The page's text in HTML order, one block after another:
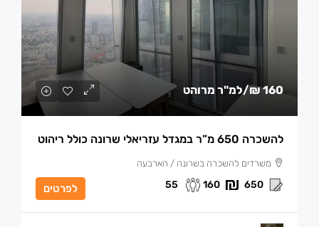
160 ₪ /למ"ר מרוהט
להשכרה 650 מ”ר במגדל עזריאלי שרונה כולל ריהוט
משרדים להשכרה בשרונה / הארבעה
650
160
55 לפרטים